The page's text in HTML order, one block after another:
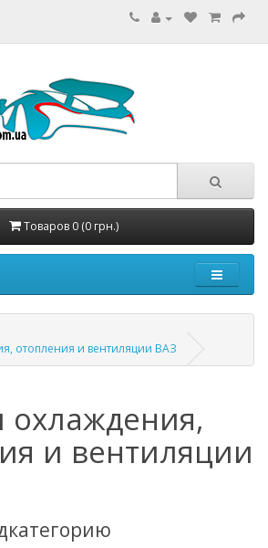
Товаров 0 (0 грн.)
отопления и вентиляции ВАЗ
охлаждения,
и вентиляции